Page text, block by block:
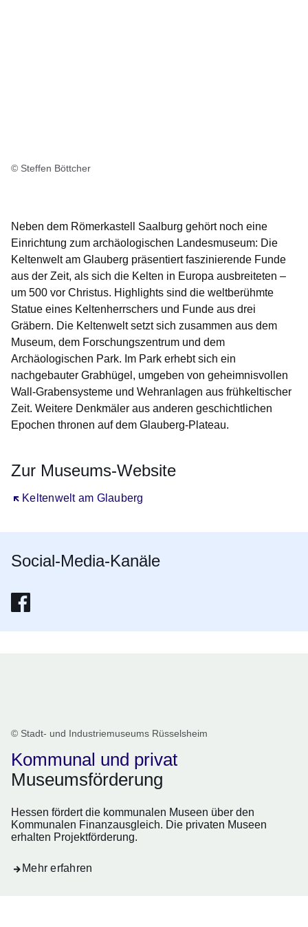
© Steffen Böttcher
Neben dem Römerkastell Saalburg gehört noch eine
Einrichtung zum archäologischen Landesmuseum: Die
Keltenwelt am Glauberg präsentiert faszinierende Funde
aus der Zeit, als sich die Kelten in Europa ausbreiteten –
um 500 vor Christus. Highlights sind die weltberühmte
Statue eines Keltenherrschers und Funde aus drei
Gräbern. Die Keltenwelt setzt sich zusammen aus dem
Museum, dem Forschungszentrum und dem
Archäologischen Park. Im Park erhebt sich ein
nachgebauter Grabhügel, umgeben von geheimnisvollen
Wall-Grabensysteme und Wehranlagen aus frühkeltischer
Zeit. Weitere Denkmäler aus anderen geschichtlichen
Epochen thronen auf dem Glauberg-Plateau.
Zur Museums-Website
Keltenwelt am Glauberg
Öffnet sich in einem neuen Fenster
Social-Media-Kanäle
Die Keltenwelt auf Facebook
Öffnet sich in einem neuen Fenster
© Stadt- und Industriemuseums Rüsselsheim
Kommunal und privat
Museumsförderung
Hessen fördert die kommunalen Museen über den
Kommunalen Finanzausgleich. Die privaten Museen
erhalten Projektförderung.
Mehr erfahren